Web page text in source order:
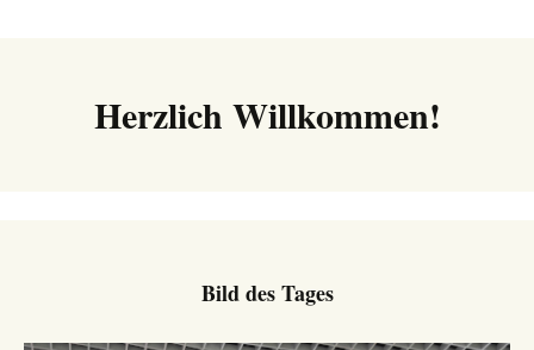
Herzlich Willkommen!
Bild des Tages